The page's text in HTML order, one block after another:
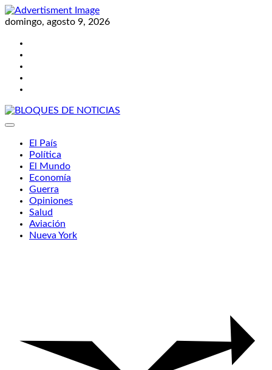
Skip
to
domingo, agosto 9, 2026
El País
Política
El Mundo
Economía
Guerra
Opiniones
Salud
Aviación
Nueva York